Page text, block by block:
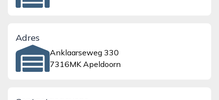
Adres
Anklaarseweg 330
7316MK Apeldoorn